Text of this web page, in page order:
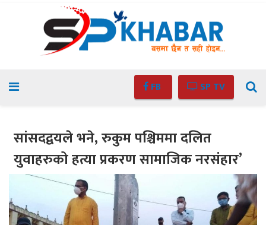
FB SP TV
सांसदद्वयले भने, रुकुम पश्चिममा दलित
युवाहरुको हत्या प्रकरण सामाजिक नरसंंहार’